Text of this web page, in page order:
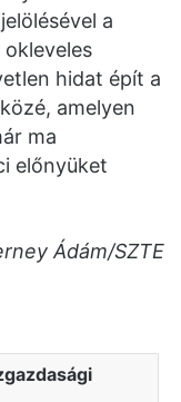
a
hidat épít a
amelyen
ma
előnyüket
Ádám/SZTE